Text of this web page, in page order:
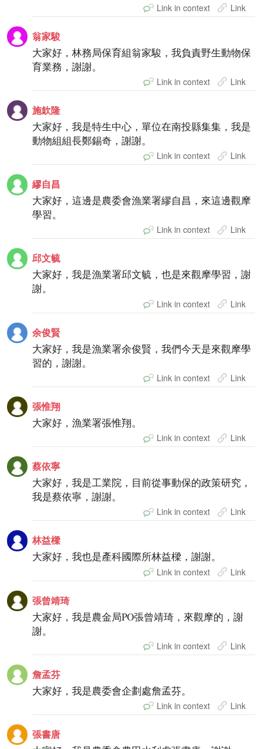
Link in context Link
翁家駿
大家好，林務局保育組翁家駿，我負責野生動物保
育業務，謝謝。
Link in context Link
施欽隆
大家好，我是特生中心，單位在南投縣集集，我是
動物組組長鄭錫奇，謝謝。
Link in context Link
繆自昌
大家好，這邊是農委會漁業署繆自昌，來這邊觀摩
學習。
Link in context Link
邱文毓
大家好，我是漁業署邱文毓，也是來觀摩學習，謝
謝。
Link in context Link
余俊賢
大家好，我是漁業署余俊賢，我們今天是來觀摩學
習的，謝謝。
Link in context Link
張惟翔
大家好，漁業署張惟翔。
Link in context Link
蔡依寧
大家好，我是工業院，目前從事動保的政策研究，
我是蔡依寧，謝謝。
Link in context Link
林益樑
大家好，我也是產科國際所林益樑，謝謝。
Link in context Link
張曾靖琦
大家好，我是農金局PO張曾靖琦，來觀摩的，謝
謝。
Link in context Link
詹孟芬
大家好，我是農委會企劃處詹孟芬。
Link in context Link
張書唐